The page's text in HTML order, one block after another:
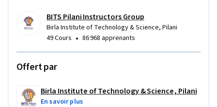
BITS Pilani Instructors Group
Birla Institute of Technology & Science, Pilani
49 Cours • 86 968 apprenants
Offert par
Birla Institute of Technology & Science, Pilani
En savoir plus